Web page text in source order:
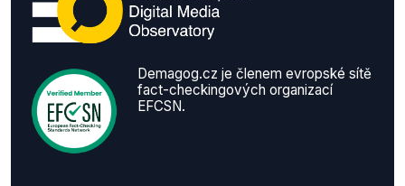
Demagog.cz je členem evropské sítě
fact-checkingových organizací
EFCSN.